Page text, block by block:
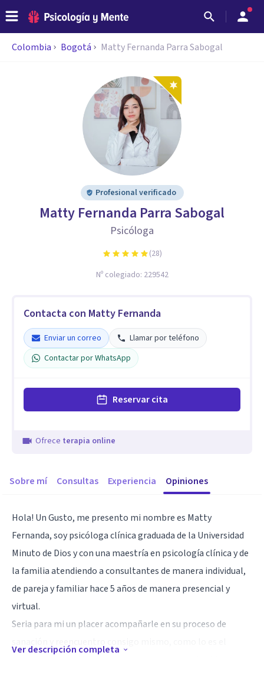
Colombia Bogotá Matty Fernanda Parra Sabogal
Profesional verificado
Matty Fernanda Parra Sabogal
Psicóloga
(28)
Nº colegiado: 229542
Contacta con Matty Fernanda
Enviar un correo
Llamar por teléfono
Contactar por WhatsApp
Reservar cita
Ofrece terapia online
Sobre mí Consultas Experiencia Opiniones
Hola! Un Gusto, me presento mi nombre es Matty
Fernanda, soy psicóloga clínica graduada de la Universidad
Minuto de Dios y con una maestría en psicología clínica y de
la familia atendiendo a consultantes de manera individual,
de pareja y familiar hace 5 años de manera presencial y
virtual.
Seria para mi un placer acompañarle en su proceso de
Ver descripción completa